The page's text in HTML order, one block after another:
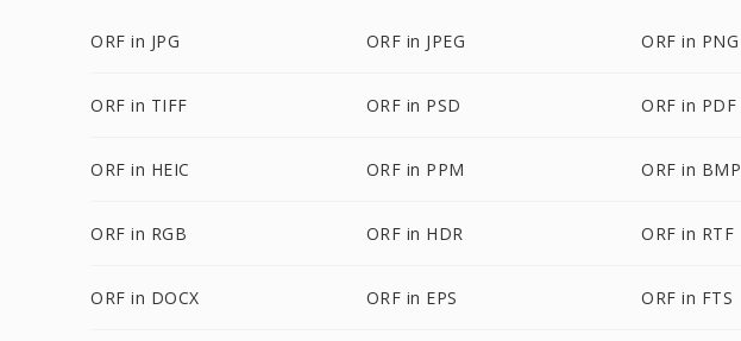
ORF in JPG ORF in JPEG ORF in PNG
ORF in TIFF ORF in PSD ORF in PDF
ORF in HEIC ORF in PPM ORF in BMP
ORF in RGB ORF in HDR ORF in RTF
ORF in DOCX ORF in EPS ORF in FTS